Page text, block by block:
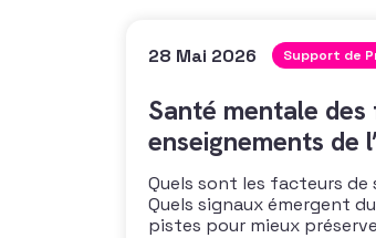
28 Mai 2026 Support de
Santé mentale
enseignements de
Quels sont les facteurs de
Quels signaux émergent
pistes pour mieux